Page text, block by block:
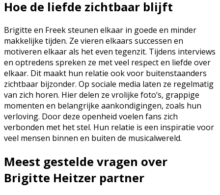
Hoe de liefde zichtbaar blijft
Brigitte en Freek steunen elkaar in goede en minder
makkelijke tijden. Ze vieren elkaars successen en
motiveren elkaar als het even tegenzit. Tijdens interviews
en optredens spreken ze met veel respect en liefde over
elkaar. Dit maakt hun relatie ook voor buitenstaanders
zichtbaar bijzonder. Op sociale media laten ze regelmatig
van zich horen. Hier delen ze vrolijke foto’s, grappige
momenten en belangrijke aankondigingen, zoals hun
verloving. Door deze openheid voelen fans zich
verbonden met het stel. Hun relatie is een inspiratie voor
veel mensen binnen en buiten de musicalwereld.
Meest gestelde vragen over
Brigitte Heitzer partner